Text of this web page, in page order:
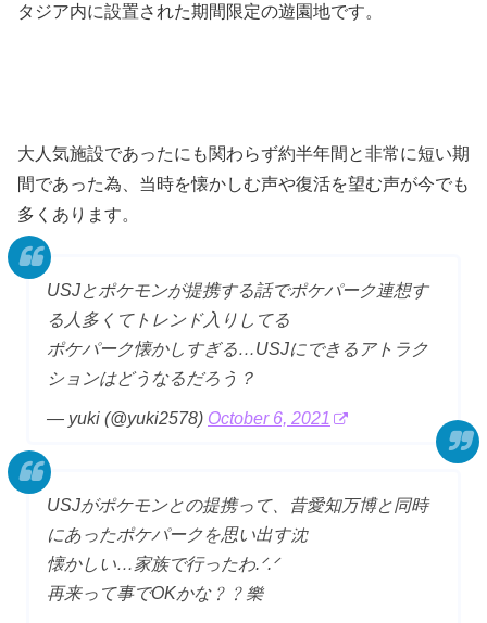
タジア内に設置された期間限定の遊園地です。
大人気施設であったにも関わらず約半年間と非常に短い期
間であった為、当時を懐かしむ声や復活を望む声が今でも
多くあります。
USJとポケモンが提携する話でポケパーク連想す
る人多くてトレンド入りしてる
ポケパーク懐かしすぎる…USJにできるアトラク
ションはどうなるだろう？
— yuki (@yuki2578) October 6, 2021
USJがポケモンとの提携って、昔愛知万博と同時
にあったポケパークを思い出す沈
懐かしい…家族で行ったわ.ᐟ.ᐟ
再来って事でOKかな﹖﹖樂